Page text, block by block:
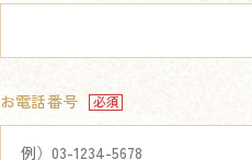
お電話番号